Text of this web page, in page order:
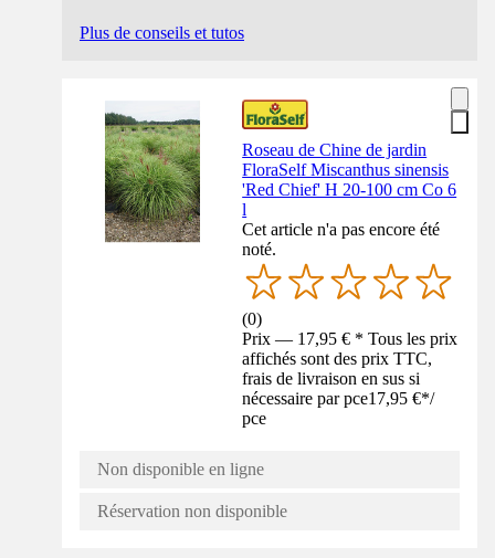
Plus de conseils et tutos
Roseau de Chine de jardin
FloraSelf Miscanthus sinensis
'Red Chief' H 20-100 cm Co 6
l
Cet article n'a pas encore été
noté.
(0)
Prix — 17,95 € * Tous les prix
affichés sont des prix TTC,
frais de livraison en sus si
nécessaire par pce17,95 €*/
pce
Non disponible en ligne
Réservation non disponible